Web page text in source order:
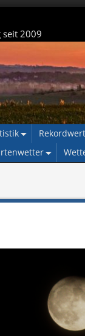
seit 2009